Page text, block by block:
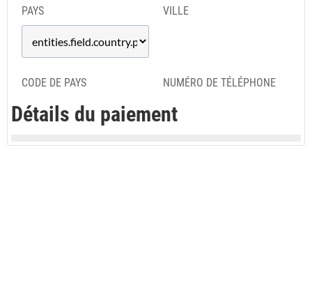
PAYS
VILLE
CODE DE PAYS NUMÉRO DE TÉLÉPHONE
Détails du paiement